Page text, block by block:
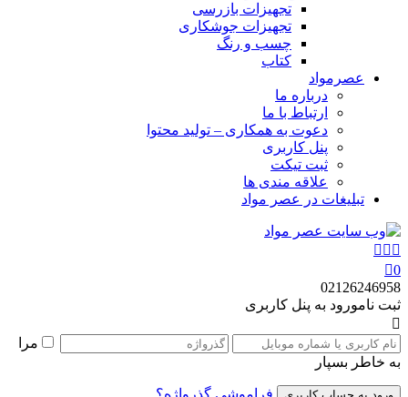
تجهیزات بازرسی
تجهیزات جوشکاری
چسب و رنگ
کتاب
عصرمواد
درباره ما
ارتباط با ما
دعوت به همکاری – تولید محتوا
پنل کاربری
ثبت تیکت
علاقه مندی ها
تبلیغات در عصر مواد
0
02126246958
ثبت نامورود به پنل کاربری
مرا
به خاطر بسپار
فراموشی گذرواژه؟